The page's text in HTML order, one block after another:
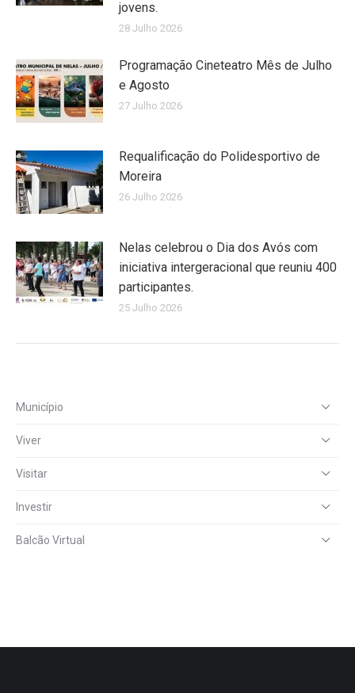
jovens.
28 Julho 2026
Programação Cineteatro Mês de Julho
e Agosto
27 Julho 2026
Requalificação do Polidesportivo de
Moreira
26 Julho 2026
Nelas celebrou o Dia dos Avós com
iniciativa intergeracional que reuniu 400
participantes.
25 Julho 2026
Município
Viver
Visitar
Investir
Balcão Virtual